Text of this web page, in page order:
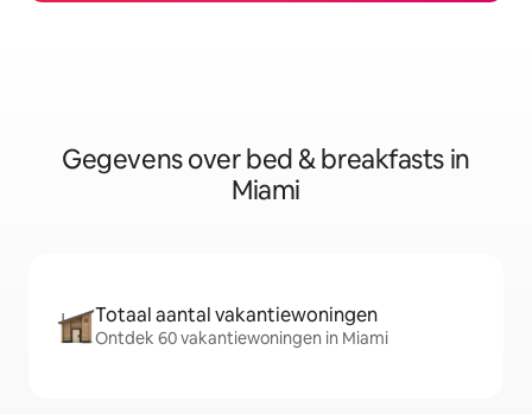
Gegevens over bed & breakfasts in
Miami
Totaal aantal vakantiewoningen
Ontdek 60 vakantiewoningen in Miami